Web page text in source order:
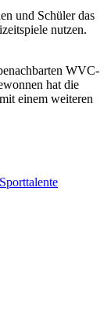
und Schüler das
nutzen.
WVC-
hat die
einem weiteren